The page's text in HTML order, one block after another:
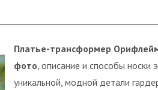
Платье-трансформер
фото, описание и способы носки
уникальной, модной детали